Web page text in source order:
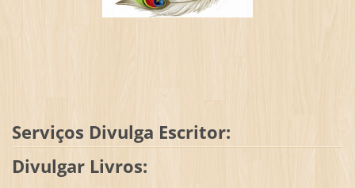
Serviços Divulga Escritor:
Divulgar Livros: